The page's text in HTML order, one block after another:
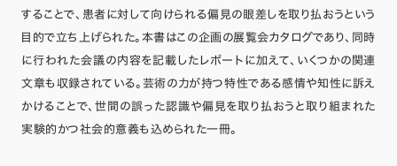
することで、患者に対して向けられる偏見の眼差しを取り払おうという
目的で立ち上げられた。本書はこの企画の展覧会カタログであり、同時
に行われた会議の内容を記載したレポートに加えて、いくつかの関連
文章も収録されている。芸術の力が持つ特性である感情や知性に訴え
かけることで、世間の誤った認識や偏見を取り払おうと取り組まれた
実験的かつ社会的意義も込められた一冊。